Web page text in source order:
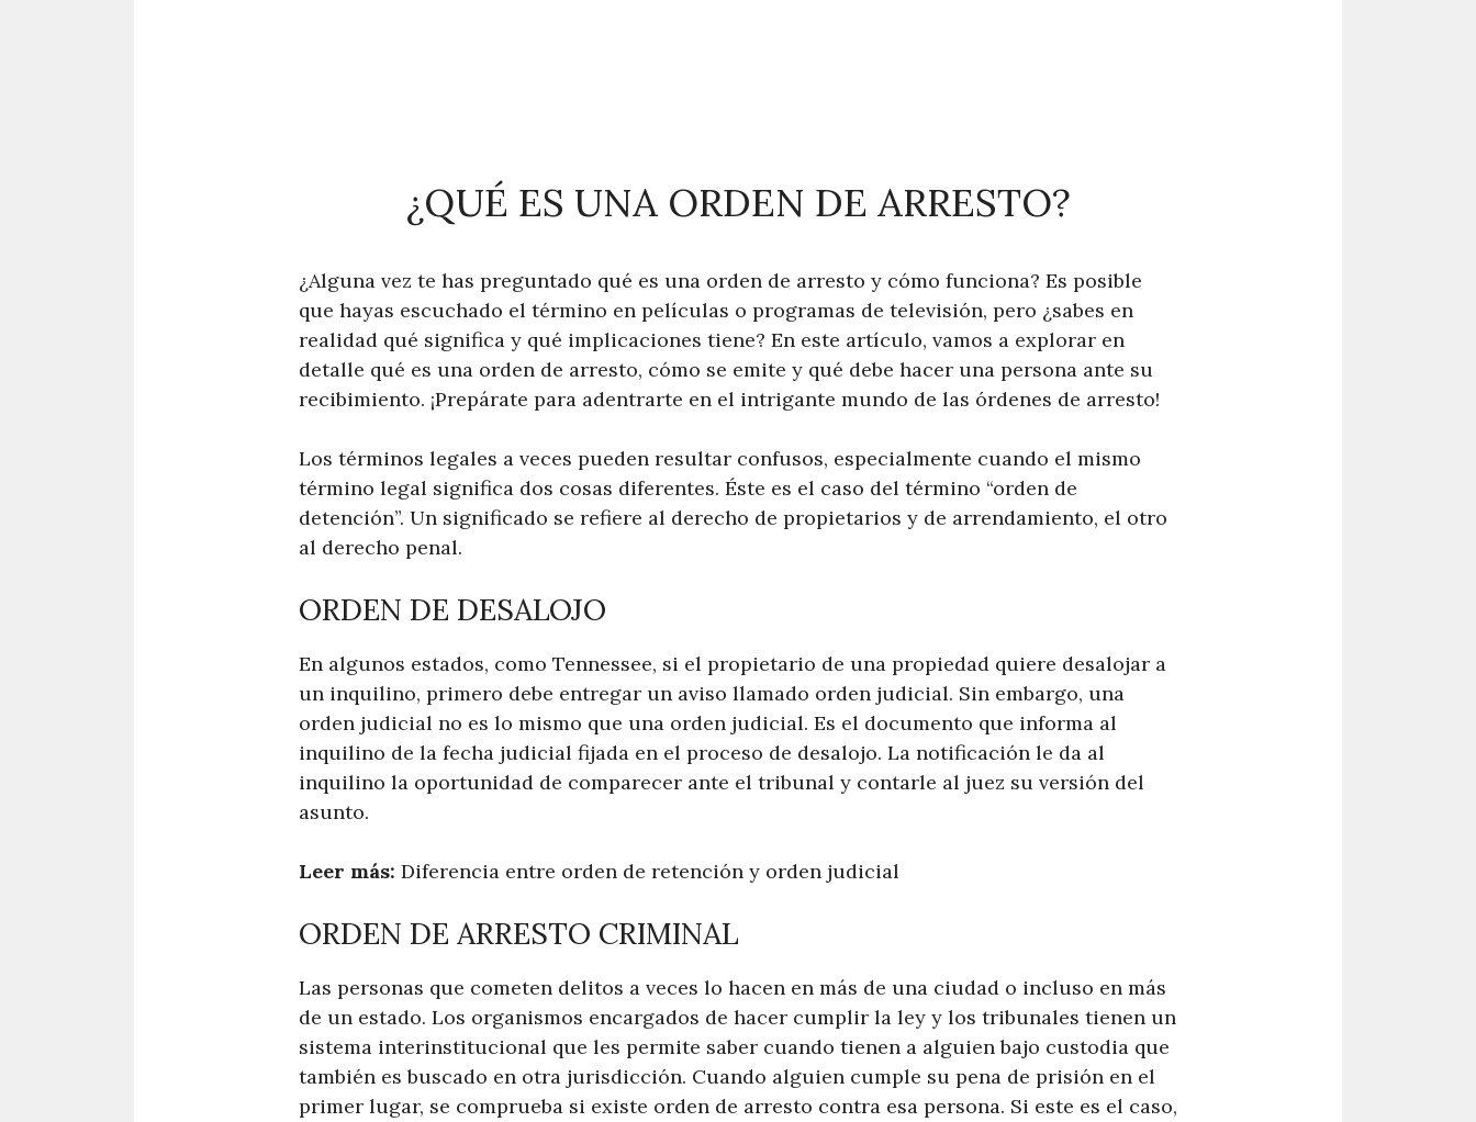
¿QUÉ ES UNA ORDEN DE ARRESTO?
¿Alguna vez te has preguntado qué es una orden de arresto y cómo funciona? Es posible
que hayas escuchado el término en películas o programas de televisión, pero ¿sabes en
realidad qué significa y qué implicaciones tiene? En este artículo, vamos a explorar en
detalle qué es una orden de arresto, cómo se emite y qué debe hacer una persona ante su
recibimiento. ¡Prepárate para adentrarte en el intrigante mundo de las órdenes de arresto!
Los términos legales a veces pueden resultar confusos, especialmente cuando el mismo
término legal significa dos cosas diferentes. Éste es el caso del término “orden de
detención”. Un significado se refiere al derecho de propietarios y de arrendamiento, el otro
al derecho penal.
ORDEN DE DESALOJO
En algunos estados, como Tennessee, si el propietario de una propiedad quiere desalojar a
un inquilino, primero debe entregar un aviso llamado orden judicial. Sin embargo, una
orden judicial no es lo mismo que una orden judicial. Es el documento que informa al
inquilino de la fecha judicial fijada en el proceso de desalojo. La notificación le da al
inquilino la oportunidad de comparecer ante el tribunal y contarle al juez su versión del
asunto.
Leer más: Diferencia entre orden de retención y orden judicial
ORDEN DE ARRESTO CRIMINAL
Las personas que cometen delitos a veces lo hacen en más de una ciudad o incluso en más
de un estado. Los organismos encargados de hacer cumplir la ley y los tribunales tienen un
sistema interinstitucional que les permite saber cuando tienen a alguien bajo custodia que
también es buscado en otra jurisdicción. Cuando alguien cumple su pena de prisión en el
primer lugar, se comprueba si existe orden de arresto contra esa persona. Si este es el caso,